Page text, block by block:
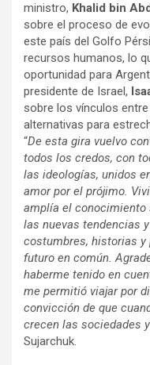
ministro, Khalid bin
sobre el proceso de
este país del Golfo
recursos humanos, lo
oportunidad para
presidente de Israel,
sobre los vínculos
alternativas para
“De esta gira vuelvo
todos los credos, con
las ideologías, unidos
amor por el prójimo.
amplía el conocimiento
las nuevas tendencias
costumbres, historias
futuro en común.
haberme tenido en
me permitió viajar por
convicción de que
crecen las sociedades
Sujarchuk.